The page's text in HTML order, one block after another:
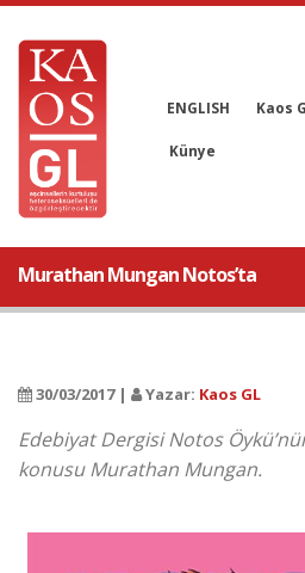
ENGLISH Kaos
Künye
Murathan Mungan Notos’ta
30/03/2017 | Yazar: Kaos GL
Edebiyat Dergisi Notos
konusu Murathan Mungan.